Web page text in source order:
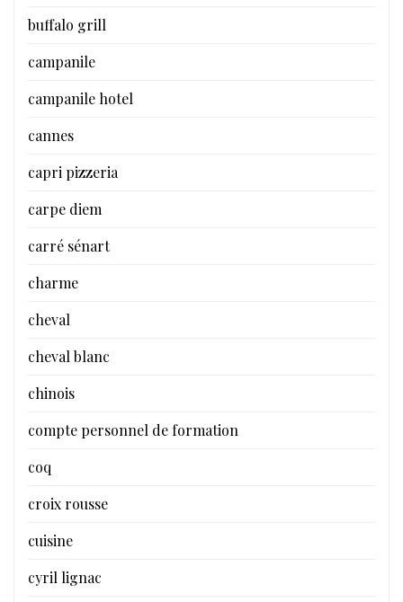
buffalo grill
campanile
campanile hotel
cannes
capri pizzeria
carpe diem
carré sénart
charme
cheval
cheval blanc
chinois
compte personnel de formation
coq
croix rousse
cuisine
cyril lignac